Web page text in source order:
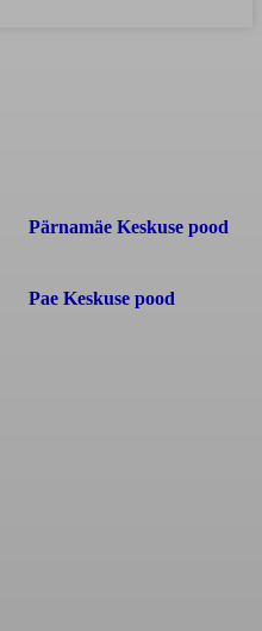
Pärnamäe Keskuse pood
Pae Keskuse pood